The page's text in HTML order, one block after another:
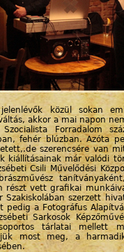
közül sokan
akkor a mai napon
Szocialista Forradalom
fehér blúzban. Azóta
szerencsére van
kiállításainak már valódi
Csili Művelődési
részt vett grafikai
Szakiskolában szerzett
pedig a Fotográfus
Sarkosok
tárlatai mellett
most meg, a